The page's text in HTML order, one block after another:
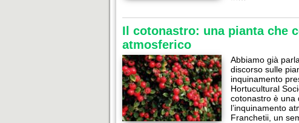
Il cotonastro: una pianta che
atmosferico
Abbiamo già
discorso sulle
inquinamento
Hortucultural
cotonastro è una
l’inquinamento
Franchetii, un